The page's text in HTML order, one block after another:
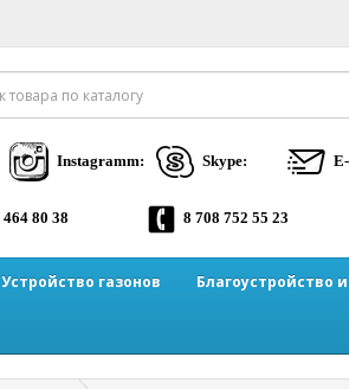
Instagramm: Skype:
464 80 38 8 708 752 55 23
Устройство газонов Благоустройство